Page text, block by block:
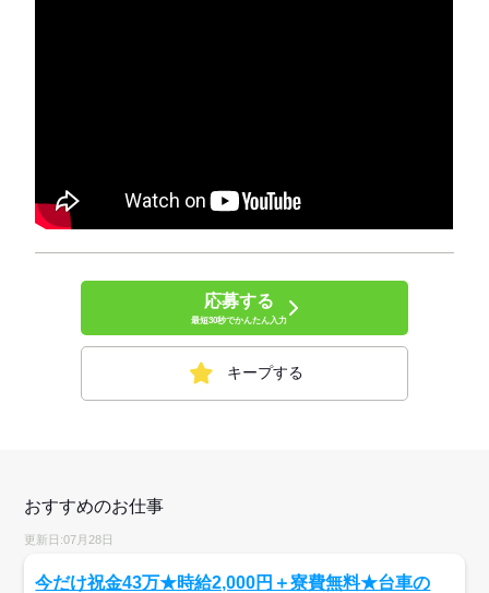
応募する
最短30秒でかんたん入力
キープする
おすすめのお仕事
更新日:07月28日
今だけ祝金43万★時給2,000円＋寮費無料★台車の